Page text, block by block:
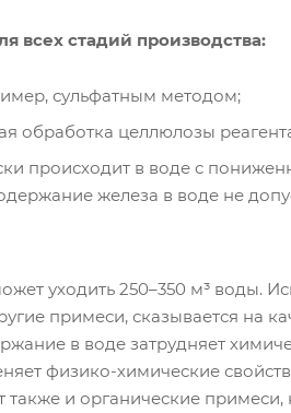
всех стадий производства:
сульфатным методом;
обработка целлюлозы
происходит в воде с
железа в воде не
уходить 250–350 м³ воды.
примеси, сказывается на
в воде затрудняет
физико-химические
также и органические
ВАШ МЕНЕДЖЕР
Елена Емшина
+7 969 014-83-95